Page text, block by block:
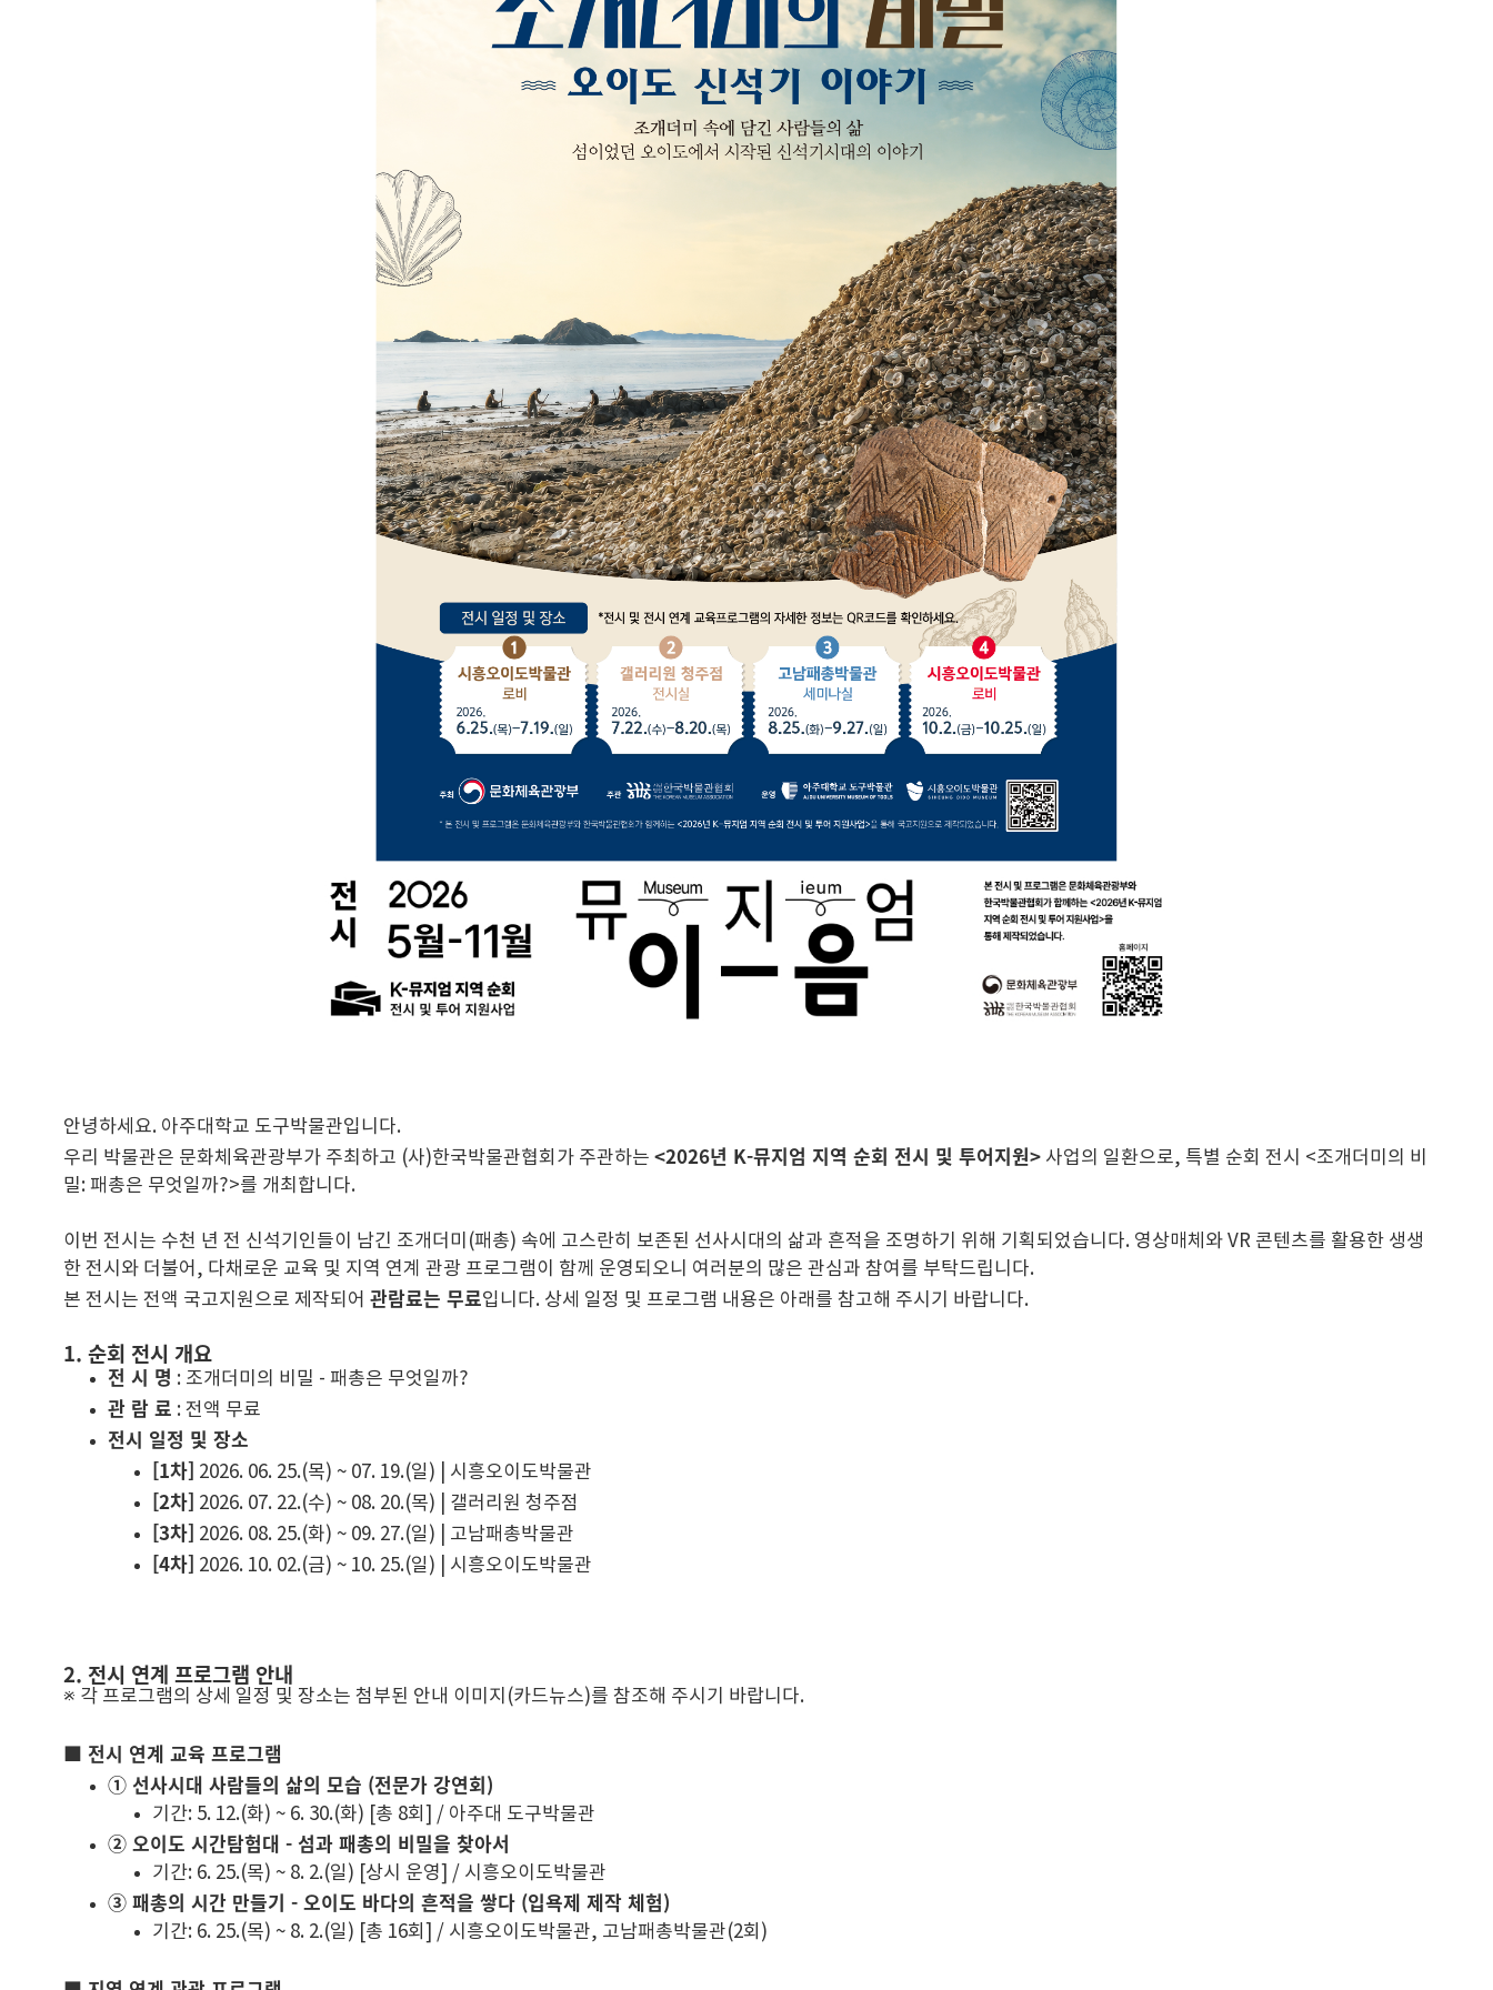
안녕하세요. 아주대학교 도구박물관입니다.
우리 박물관은 문화체육관광부가 주최하고 (사)한국박물관협회가 주관하는 <2026년 K-뮤지엄 지역 순회 전시 및 투어지원> 사업의 일환으로, 특별 순회 전시 <조개더미의 비
밀: 패총은 무엇일까?>를 개최합니다.
이번 전시는 수천 년 전 신석기인들이 남긴 조개더미(패총) 속에 고스란히 보존된 선사시대의 삶과 흔적을 조명하기 위해 기획되었습니다. 영상매체와 VR 콘텐츠를 활용한 생생
한 전시와 더불어, 다채로운 교육 및 지역 연계 관광 프로그램이 함께 운영되오니 여러분의 많은 관심과 참여를 부탁드립니다.
본 전시는 전액 국고지원으로 제작되어 관람료는 무료입니다. 상세 일정 및 프로그램 내용은 아래를 참고해 주시기 바랍니다.
1. 순회 전시 개요
전 시 명 : 조개더미의 비밀 - 패총은 무엇일까?
관 람 료 : 전액 무료
전시 일정 및 장소
[1차] 2026. 06. 25.(목) ~ 07. 19.(일) | 시흥오이도박물관
[2차] 2026. 07. 22.(수) ~ 08. 20.(목) | 갤러리원 청주점
[3차] 2026. 08. 25.(화) ~ 09. 27.(일) | 고남패총박물관
[4차] 2026. 10. 02.(금) ~ 10. 25.(일) | 시흥오이도박물관
2. 전시 연계 프로그램 안내
※ 각 프로그램의 상세 일정 및 장소는 첨부된 안내 이미지(카드뉴스)를 참조해 주시기 바랍니다.
■ 전시 연계 교육 프로그램
① 선사시대 사람들의 삶의 모습 (전문가 강연회)
기간: 5. 12.(화) ~ 6. 30.(화) [총 8회] / 아주대 도구박물관
② 오이도 시간탐험대 - 섬과 패총의 비밀을 찾아서
기간: 6. 25.(목) ~ 8. 2.(일) [상시 운영] / 시흥오이도박물관
③ 패총의 시간 만들기 - 오이도 바다의 흔적을 쌓다 (입욕제 제작 체험)
기간: 6. 25.(목) ~ 8. 2.(일) [총 16회] / 시흥오이도박물관, 고남패총박물관(2회)